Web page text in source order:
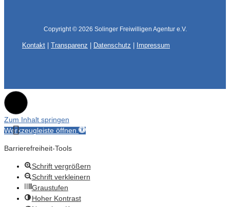
Copyright © 2026 Solinger Freiwilligen Agentur e.V.
Kontakt Transparenz Datenschutz Impressum
Zum Inhalt springen
Werkzeugleiste öffnen
Barrierefreiheit-Tools
Schrift vergrößern
Schrift verkleinern
Graustufen
Hoher Kontrast